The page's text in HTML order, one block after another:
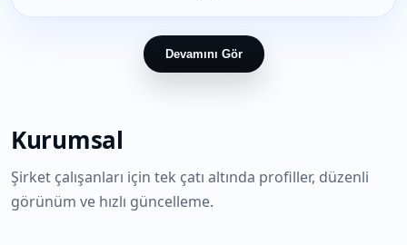
Devamını Gör
Kurumsal
Şirket çalışanları için tek çatı altında profiller, düzenli
görünüm ve hızlı güncelleme.